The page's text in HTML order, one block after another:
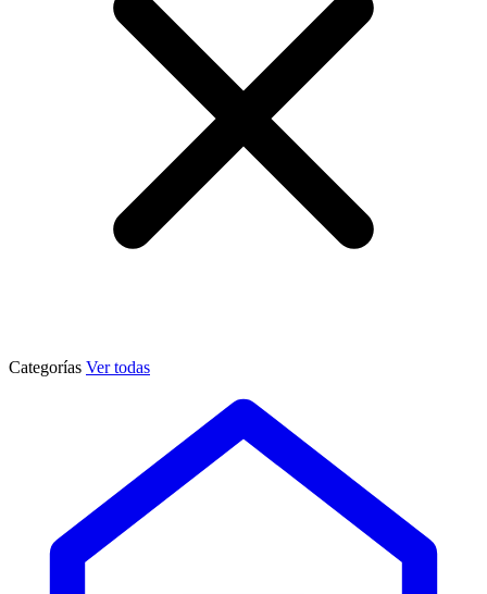
Categorías Ver todas